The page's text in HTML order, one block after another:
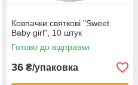
Ковпачки святкові "Sweet
Baby girl", 10 штук
Готово до відправки
36 ₴/упаковка